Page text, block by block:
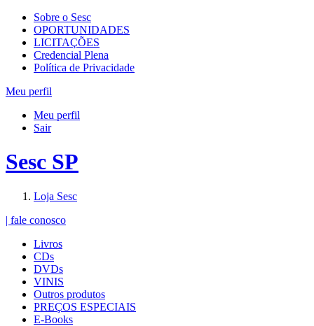
Sobre o Sesc
OPORTUNIDADES
LICITAÇÕES
Credencial Plena
Política de Privacidade
Meu perfil
Meu perfil
Sair
Sesc SP
Loja Sesc
| fale conosco
Livros
CDs
DVDs
VINIS
Outros produtos
PREÇOS ESPECIAIS
E-Books